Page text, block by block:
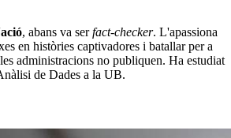
, abans va serfact-checker. L'apassiona
en històries captivadores i batallar per a
administracions no publiquen. Ha estudiat
de Dades a la UB.